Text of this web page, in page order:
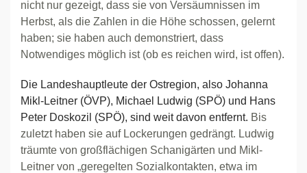
nicht nur gezeigt, dass sie von Versäumnissen im
Herbst, als die Zahlen in die Höhe schossen, gelernt
haben; sie haben auch demonstriert, dass
Notwendiges möglich ist (ob es reichen wird, ist offen).
Die Landeshauptleute der Ostregion, also Johanna
Mikl-Leitner (ÖVP), Michael Ludwig (SPÖ) und Hans
Peter Doskozil (SPÖ), sind weit davon entfernt. Bis
zuletzt haben sie auf Lockerungen gedrängt. Ludwig
träumte von großflächigen Schanigärten und Mikl-
Leitner von „geregelten Sozialkontakten, etwa im